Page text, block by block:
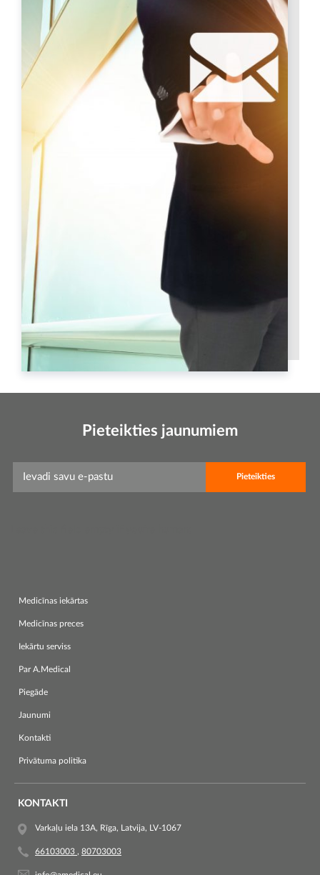
Pieteikties jaunumiem
Medicīnas iekārtas
Medicīnas preces
Iekārtu serviss
Par A.Medical
Piegāde
Jaunumi
Kontakti
Privātuma politika
KONTAKTI
Varkaļu iela 13A, Rīga, Latvija, LV-1067
66103003 , 80703003